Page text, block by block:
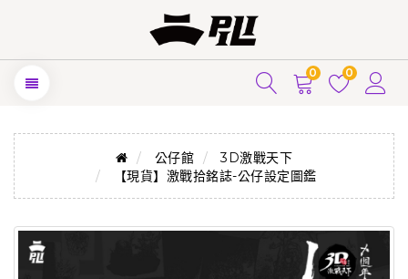
0 0
公仔館
3D激戰天下
【現貨】激戰拾銘誌-公仔設定圖鑑